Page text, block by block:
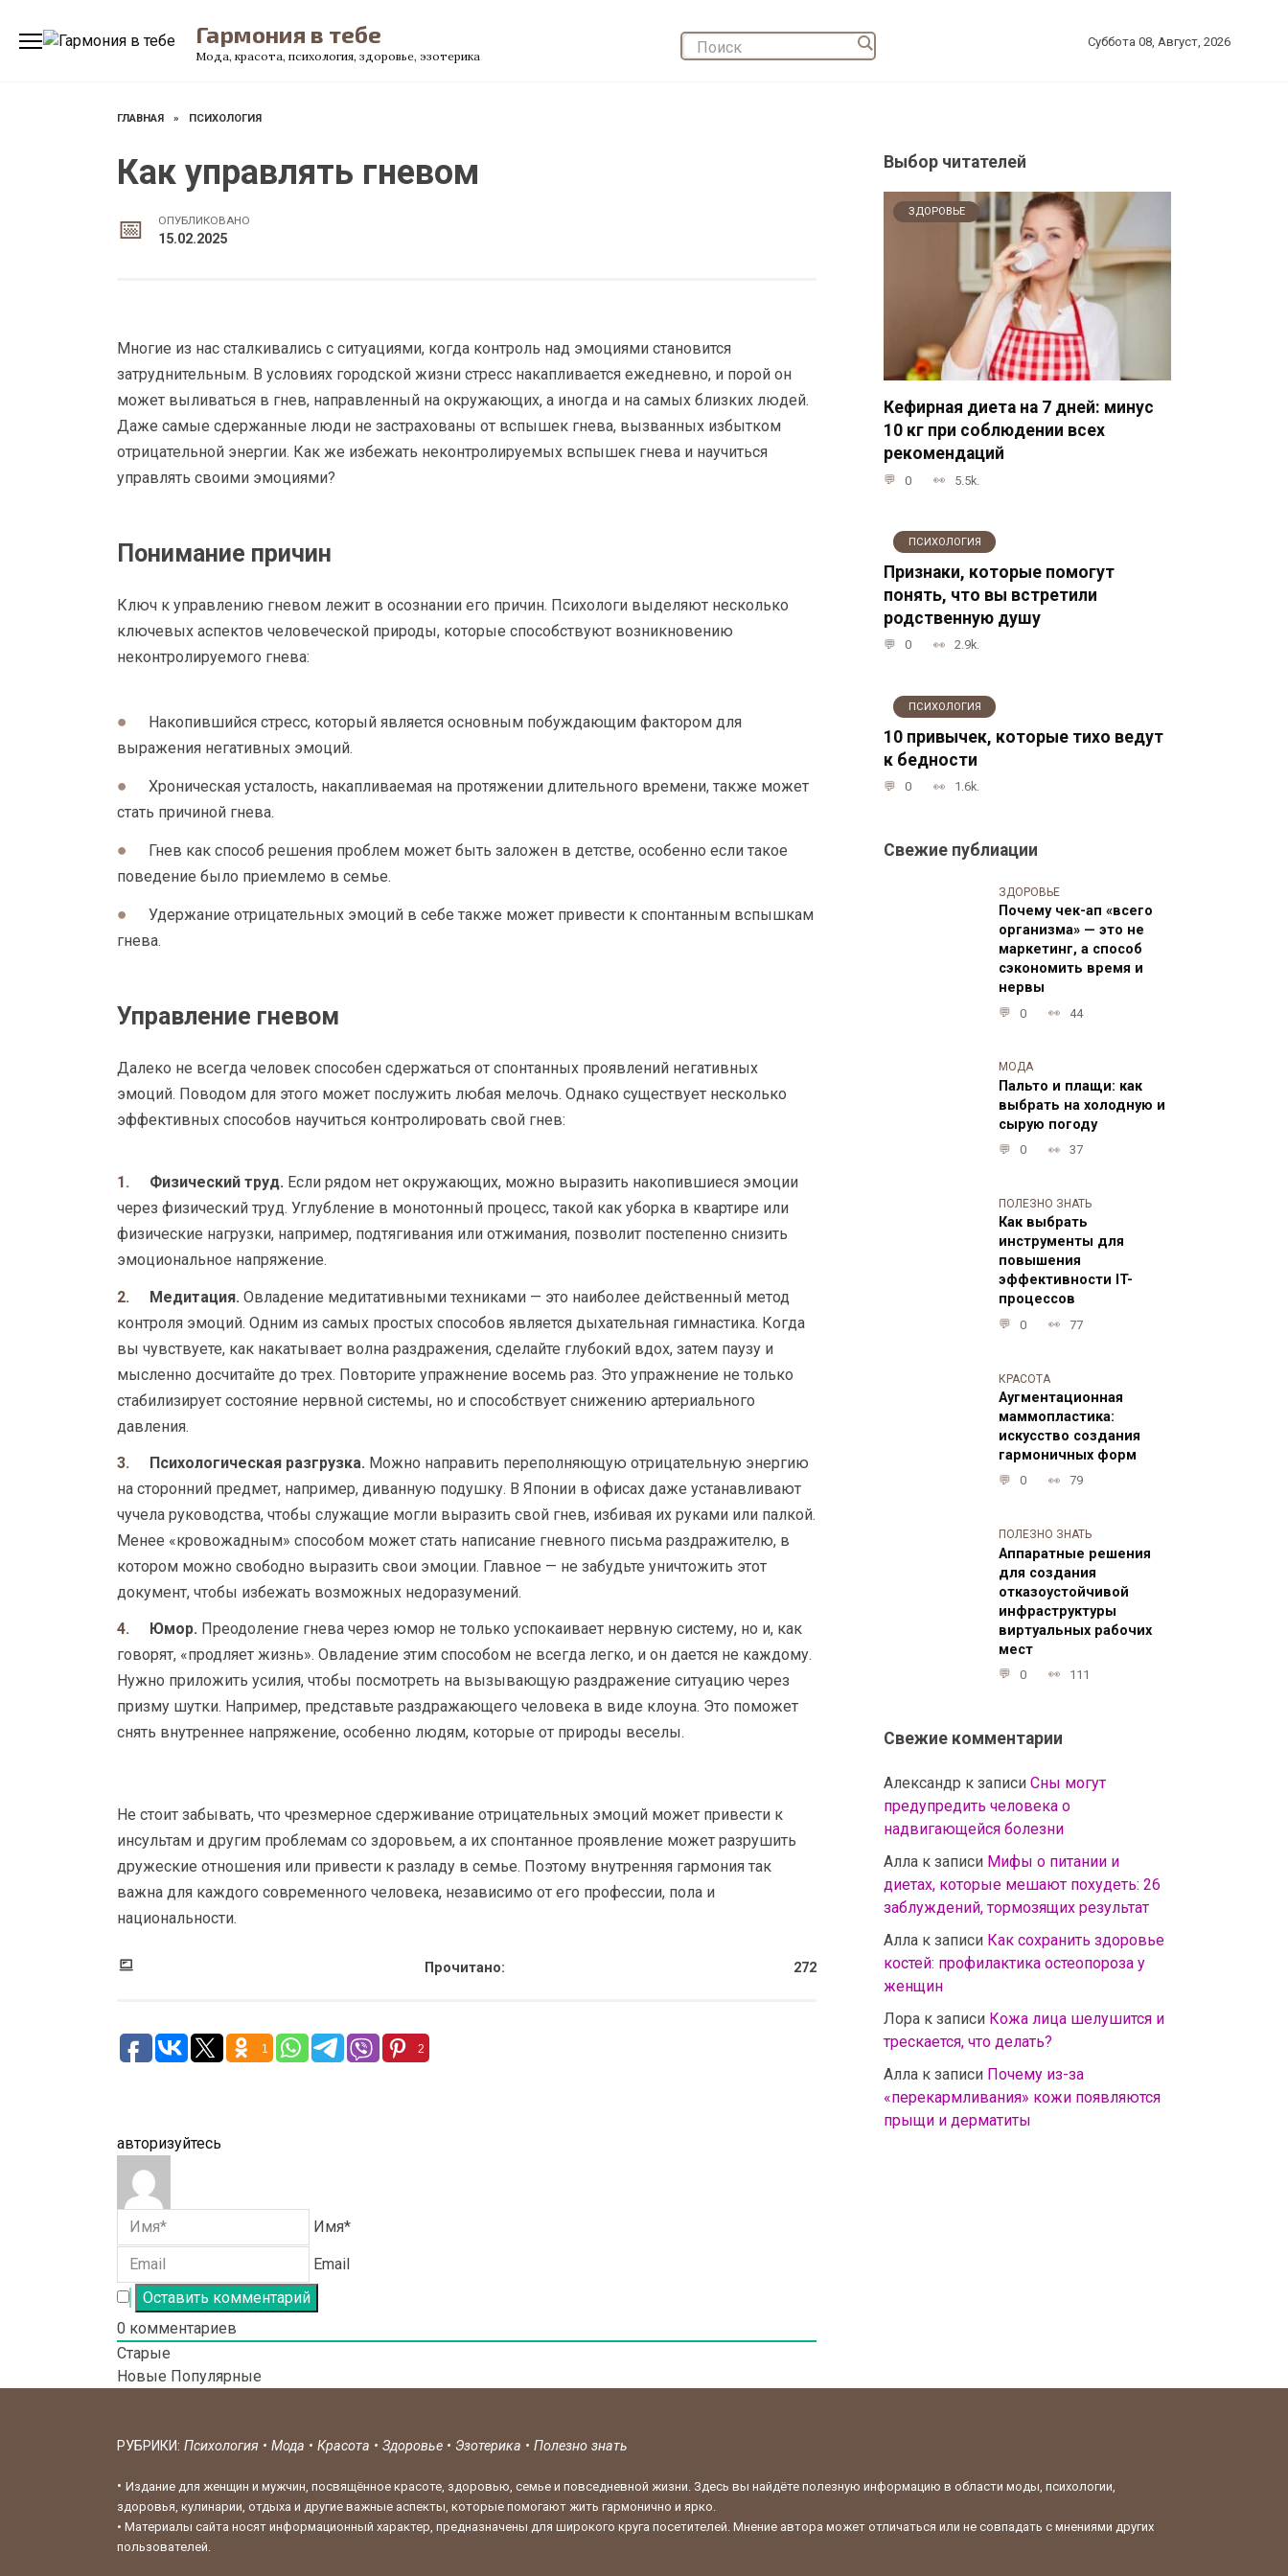
Гармония в тебе
Мода, красота, психология, здоровье, эзотерика
Суббота 08, Август, 2026
ГЛАВНАЯ » ПСИХОЛОГИЯ
Как управлять гневом
ОПУБЛИКОВАНО
15.02.2025
Многие из нас сталкивались с ситуациями, когда контроль над эмоциями становится
затруднительным. В условиях городской жизни стресс накапливается ежедневно, и порой он
может выливаться в гнев, направленный на окружающих, а иногда и на самых близких людей.
Даже самые сдержанные люди не застрахованы от вспышек гнева, вызванных избытком
отрицательной энергии. Как же избежать неконтролируемых вспышек гнева и научиться
управлять своими эмоциями?
Понимание причин
Ключ к управлению гневом лежит в осознании его причин. Психологи выделяют несколько
ключевых аспектов человеческой природы, которые способствуют возникновению
неконтролируемого гнева:
Накопившийся стресс, который является основным побуждающим фактором для
выражения негативных эмоций.
Хроническая усталость, накапливаемая на протяжении длительного времени, также может
стать причиной гнева.
Гнев как способ решения проблем может быть заложен в детстве, особенно если такое
поведение было приемлемо в семье.
Удержание отрицательных эмоций в себе также может привести к спонтанным вспышкам
гнева.
Управление гневом
Далеко не всегда человек способен сдержаться от спонтанных проявлений негативных
эмоций. Поводом для этого может послужить любая мелочь. Однако существует несколько
эффективных способов научиться контролировать свой гнев:
Физический труд. Если рядом нет окружающих, можно выразить накопившиеся эмоции
через физический труд. Углубление в монотонный процесс, такой как уборка в квартире или
физические нагрузки, например, подтягивания или отжимания, позволит постепенно снизить
эмоциональное напряжение.
Медитация. Овладение медитативными техниками — это наиболее действенный метод
контроля эмоций. Одним из самых простых способов является дыхательная гимнастика. Когда
вы чувствуете, как накатывает волна раздражения, сделайте глубокий вдох, затем паузу и
мысленно досчитайте до трех. Повторите упражнение восемь раз. Это упражнение не только
стабилизирует состояние нервной системы, но и способствует снижению артериального
давления.
Психологическая разгрузка. Можно направить переполняющую отрицательную энергию
на сторонний предмет, например, диванную подушку. В Японии в офисах даже устанавливают
чучела руководства, чтобы служащие могли выразить свой гнев, избивая их руками или палкой.
Менее «кровожадным» способом может стать написание гневного письма раздражителю, в
котором можно свободно выразить свои эмоции. Главное — не забудьте уничтожить этот
документ, чтобы избежать возможных недоразумений.
Юмор. Преодоление гнева через юмор не только успокаивает нервную систему, но и, как
говорят, «продляет жизнь». Овладение этим способом не всегда легко, и он дается не каждому.
Нужно приложить усилия, чтобы посмотреть на вызывающую раздражение ситуацию через
призму шутки. Например, представьте раздражающего человека в виде клоуна. Это поможет
снять внутреннее напряжение, особенно людям, которые от природы веселы.
Не стоит забывать, что чрезмерное сдерживание отрицательных эмоций может привести к
инсультам и другим проблемам со здоровьем, а их спонтанное проявление может разрушить
дружеские отношения или привести к разладу в семье. Поэтому внутренняя гармония так
важна для каждого современного человека, независимо от его профессии, пола и
национальности.
Прочитано: 272
1 2
авторизуйтесь
Имя*
Email
0 комментариев
Старые
Новые Популярные
Выбор читателей
ЗДОРОВЬЕ
Кефирная диета на 7 дней: минус
10 кг при соблюдении всех
рекомендаций
0 5.5k.
ПСИХОЛОГИЯ
Признаки, которые помогут
понять, что вы встретили
родственную душу
0 2.9k.
ПСИХОЛОГИЯ
10 привычек, которые тихо ведут
к бедности
0 1.6k.
Свежие публиации
ЗДОРОВЬЕ
Почему чек-ап «всего
организма» — это не
маркетинг, а способ
сэкономить время и
нервы
0 44
МОДА
Пальто и плащи: как
выбрать на холодную и
сырую погоду
0 37
ПОЛЕЗНО ЗНАТЬ
Как выбрать
инструменты для
повышения
эффективности IT-
процессов
0 77
КРАСОТА
Аугментационная
маммопластика:
искусство создания
гармоничных форм
0 79
ПОЛЕЗНО ЗНАТЬ
Аппаратные решения
для создания
отказоустойчивой
инфраструктуры
виртуальных рабочих
мест
0 111
Свежие комментарии
Александр к записи Сны могут
предупредить человека о
надвигающейся болезни
Алла к записи Мифы о питании и
диетах, которые мешают похудеть: 26
заблуждений, тормозящих результат
Алла к записи Как сохранить здоровье
костей: профилактика остеопороза у
женщин
Лора к записи Кожа лица шелушится и
трескается, что делать?
Алла к записи Почему из-за
«перекармливания» кожи появляются
прыщи и дерматиты
РУБРИКИ: Психология • Мода • Красота • Здоровье • Эзотерика • Полезно знать
• Издание для женщин и мужчин, посвящённое красоте, здоровью, семье и повседневной жизни. Здесь вы найдёте полезную информацию в области моды, психологии,
здоровья, кулинарии, отдыха и другие важные аспекты, которые помогают жить гармонично и ярко.
• Материалы сайта носят информационный характер, предназначены для широкого круга посетителей. Мнение автора может отличаться или не совпадать с мнениями других
пользователей.